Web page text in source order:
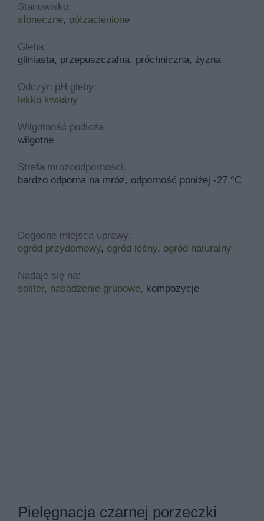
Stanowisko:
słoneczne, półzacienione
Gleba:
gliniasta, przepuszczalna, próchniczna, żyzna
Odczyn pH gleby:
lekko kwaśny
Wilgotność podłoża:
wilgotne
Strefa mrozoodporności:
bardzo odporna na mróz, odporność poniżej -27 °C
Dogodne miejsca uprawy:
ogród przydomowy, ogród leśny, ogród naturalny
Nadaje się na:
soliter, nasadzenie grupowe, kompozycje
Pielęgnacja czarnej porzeczki